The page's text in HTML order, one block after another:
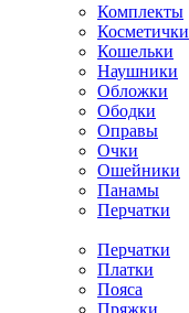
Комплекты
Косметички
Кошельки
Наушники
Обложки
Ободки
Оправы
Очки
Ошейники
Панамы
Перчатки
Перчатки
Платки
Пояса
Пряжки